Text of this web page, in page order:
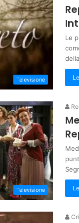
Televisione
Le
Televisione